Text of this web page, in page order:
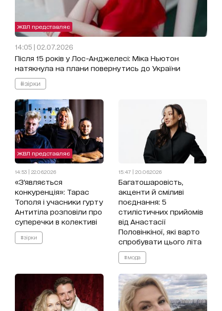
ЖВЛ представляє
14:05 | 02.07.2026
Після 15 років у Лос-Анджелесі: Міка Ньютон
натякнула на плани повернутись до України
#зірки
ЖВЛ представляє
14:53 | 22.06.2026
«З’являється
конкуренція»: Тарас
Тополя і учасники гурту
Антитіла розповіли про
суперечки в колективі
#зірки
15:47 | 20.06.2026
Багатошаровість,
акценти й сміливі
поєднання: 5
стилістичних прийомів
від Анастасії
Половінкіної, які варто
спробувати цього літа
#мода